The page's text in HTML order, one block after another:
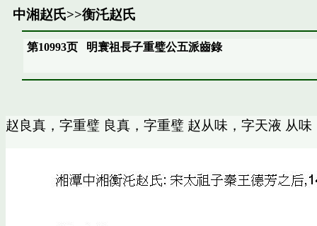
中湘赵氏>>衡汑赵氏
第10993页明寰祖長子重璧公五派齒錄
赵良真，字重璧 良真，字重璧 赵从味，字天液 从